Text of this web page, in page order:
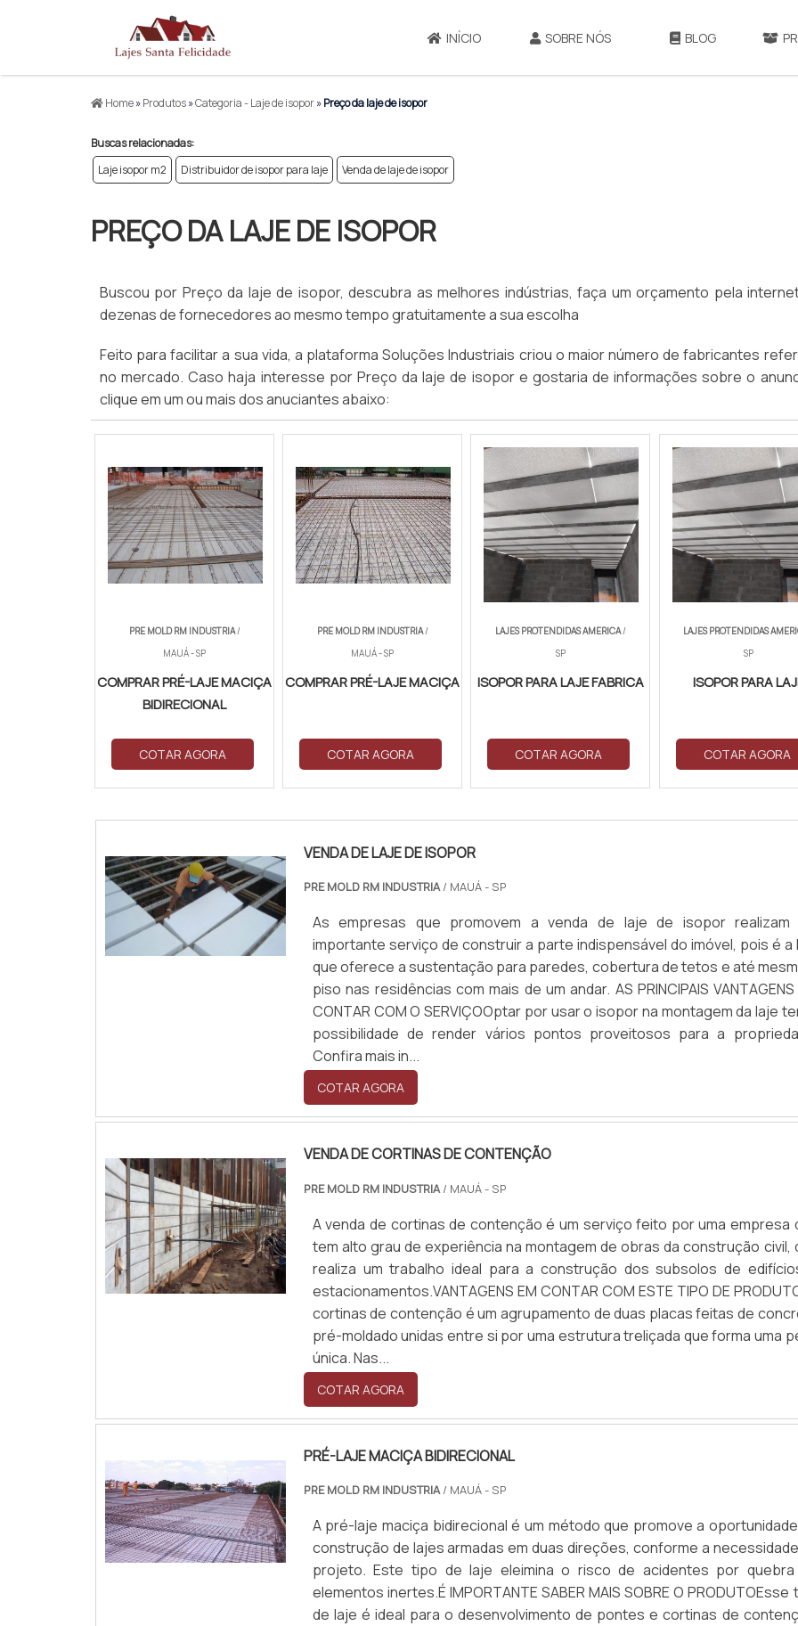
INÍCIO SOBRE NÓS BLOG
Home»Produtos»Categoria - Laje de isopor»Preço da laje de isopor
Buscas relacionadas:
Laje isopor m2
Distribuidor de isopor para laje Venda de laje de isopor
PREÇO DA LAJE DE ISOPOR
Buscou por Preço da laje de isopor, descubra as melhores indústrias, faça um orçamento pela
dezenas de fornecedores ao mesmo tempo gratuitamente a sua escolha
Feito para facilitar a sua vida, a plataforma Soluções Industriais criou o maior número de fabricantes
no mercado. Caso haja interesse por Preço da laje de isopor e gostaria de informações sobre o
clique em um ou mais dos anuciantes abaixo:
PRE MOLD RM INDUSTRIA/
MAUÁ - SP
COMPRAR PRÉ-LAJE MACIÇA
BIDIRECIONAL
COTAR AGORA
PRE MOLD RM INDUSTRIA/
MAUÁ - SP
COMPRAR PRÉ-LAJE MACIÇA
COTAR AGORA
LAJES PROTENDIDAS AMERICA/
SP
ISOPOR PARA LAJE FABRICA
COTAR AGORA
LAJES PROTENDIDAS
SP
ISOPOR PARA
COTAR AGORA
VENDA DE LAJE DE ISOPOR
PRE MOLD RM INDUSTRIA/ MAUÁ - SP
As empresas que promovem a venda de laje de isopor realizam
importante serviço de construir a parte indispensável do imóvel, pois é a
que oferece a sustentação para paredes, cobertura de tetos e até
piso nas residências com mais de um andar. AS PRINCIPAIS VANTAGENS
CONTAR COM O SERVIÇOOptar por usar o isopor na montagem da laje
possibilidade de render vários pontos proveitosos para a
Confira mais in...
COTAR AGORA
VENDA DE CORTINAS DE CONTENÇÃO
PRE MOLD RM INDUSTRIA / MAUÁ - SP
A venda de cortinas de contenção é um serviço feito por uma empresa
tem alto grau de experiência na montagem de obras da construção civil,
realiza um trabalho ideal para a construção dos subsolos de
estacionamentos.VANTAGENS EM CONTAR COM ESTE TIPO DE
cortinas de contenção é um agrupamento de duas placas feitas de
pré-moldado unidas entre si por uma estrutura treliçada que forma uma
única. Nas...
COTAR AGORA
PRÉ-LAJE MACIÇA BIDIRECIONAL
PRE MOLD RM INDUSTRIA/ MAUÁ - SP
A pré-laje maciça bidirecional é um método que promove a
construção de lajes armadas em duas direções, conforme a
projeto. Este tipo de laje eleimina o risco de acidentes por
elementos inertes.É IMPORTANTE SABER MAIS SOBRE O PRODUTOEsse
de laje é ideal para o desenvolvimento de pontes e cortinas de